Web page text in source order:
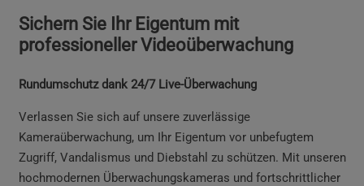
Sichern Sie Ihr Eigentum mit
professioneller Videoüberwachung
Rundumschutz dank 24/7 Live-Überwachung
Verlassen Sie sich auf unsere zuverlässige
Kameraüberwachung, um Ihr Eigentum vor unbefugtem
Zugriff, Vandalismus und Diebstahl zu schützen. Mit unseren
hochmodernen Überwachungskameras und fortschrittlicher